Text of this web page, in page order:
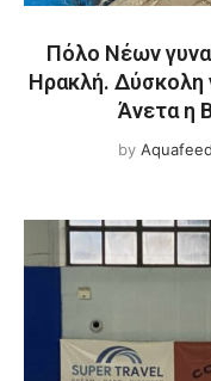
Πόλο Νέων
Ηρακλή. Δύσκολη
Άνετα η
by